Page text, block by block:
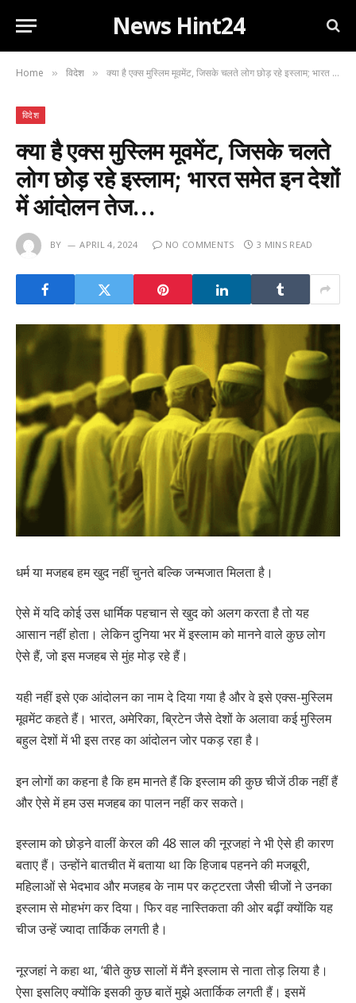
News Hint24
Home » विदेश » क्या है एक्स मुस्लिम मूवमेंट, जिसके चलते लोग छोड़ रहे इस्लाम; भारत समेत इन देशों में आंदोलन तेज…
विदेश
क्या है एक्स मुस्लिम मूवमेंट, जिसके चलते
लोग छोड़ रहे इस्लाम; भारत समेत इन देशों
में आंदोलन तेज…
BY APRIL 4, 2024 NO COMMENTS 3 MINS READ
धर्म या मजहब हम खुद नहीं चुनते बल्कि जन्मजात मिलता है।
ऐसे में यदि कोई उस धार्मिक पहचान से खुद को अलग करता है तो यह
आसान नहीं होता। लेकिन दुनिया भर में इस्लाम को मानने वाले कुछ लोग
ऐसे हैं, जो इस मजहब से मुंह मोड़ रहे हैं।
यही नहीं इसे एक आंदोलन का नाम दे दिया गया है और वे इसे एक्स-मुस्लिम
मूवमेंट कहते हैं। भारत, अमेरिका, ब्रिटेन जैसे देशों के अलावा कई मुस्लिम
बहुल देशों में भी इस तरह का आंदोलन जोर पकड़ रहा है।
इन लोगों का कहना है कि हम मानते हैं कि इस्लाम की कुछ चीजें ठीक नहीं हैं
और ऐसे में हम उस मजहब का पालन नहीं कर सकते।
इस्लाम को छोड़ने वालीं केरल की 48 साल की नूरजहां ने भी ऐसे ही कारण
बताए हैं। उन्होंने बातचीत में बताया था कि हिजाब पहनने की मजबूरी,
महिलाओं से भेदभाव और मजहब के नाम पर कट्टरता जैसी चीजों ने उनका
इस्लाम से मोहभंग कर दिया। फिर वह नास्तिकता की ओर बढ़ीं क्योंकि यह
चीज उन्हें ज्यादा तार्किक लगती है।
नूरजहां ने कहा था, ‘बीते कुछ सालों में मैंने इस्लाम से नाता तोड़ लिया है।
ऐसा इसलिए क्योंकि इसकी कुछ बातें मुझे अतार्किक लगती हैं। इसमें